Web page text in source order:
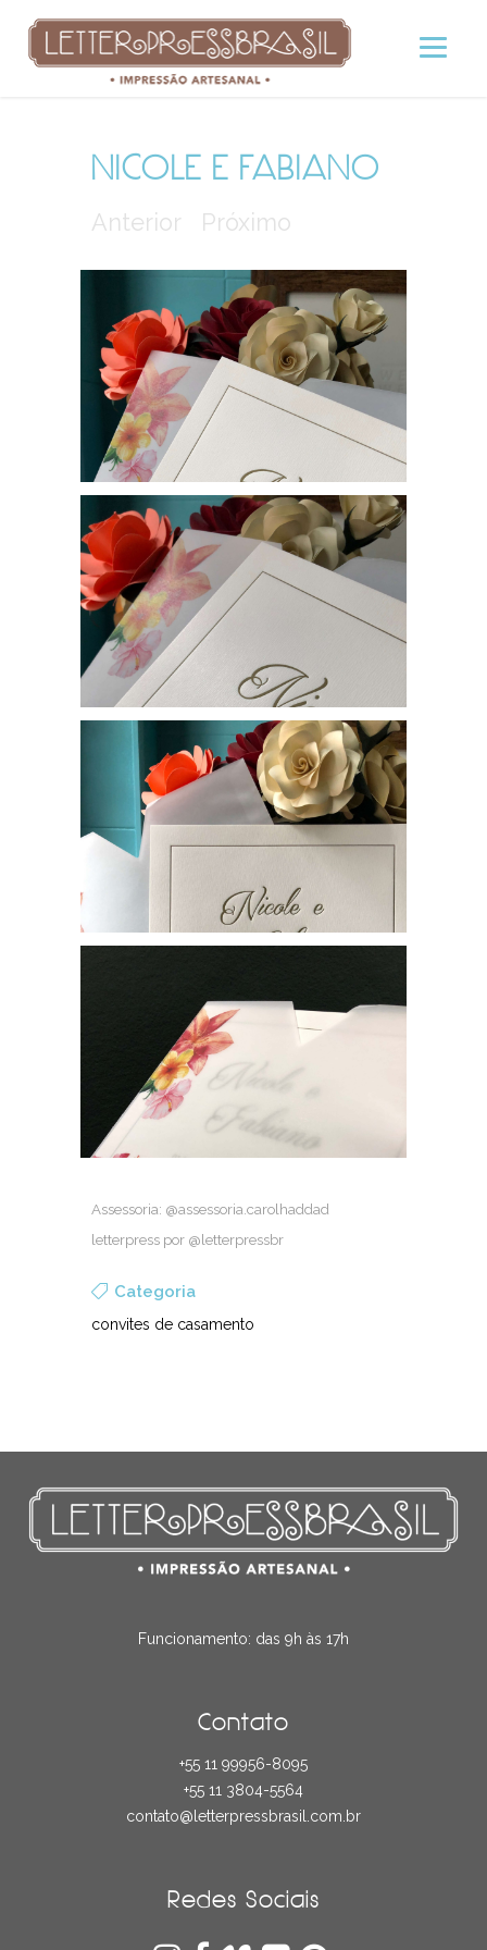
NICOLE E FABIANO
Anterior Próximo
Asses­so­ria: @assessoria.carolhaddad
let­ter­press por @letterpressbr
Categoria
convites de casamento
Funcionamento: das 9h às 17h
Contato
+55 11 99956-8095
+55 11 3804-5564
contato@letterpressbrasil.com.br
Redes Sociais